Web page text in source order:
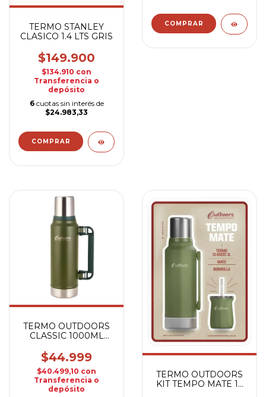
TERMO STANLEY
CLASICO 1.4 LTS GRIS
$149.900
$134.910 con
Transferencia o
depósito
6 cuotas sin interés de
$24.983,33
TERMO OUTDOORS
CLASSIC 1000ML
$44.999
$40.499,10 con
Transferencia o
depósito
TERMO OUTDOORS
KIT TEMPO MATE 1L